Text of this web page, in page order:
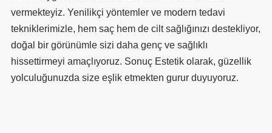
vermekteyiz. Yenilikçi yöntemler ve modern tedavi
tekniklerimizle, hem saç hem de cilt sağlığınızı destekliyor,
doğal bir görünümle sizi daha genç ve sağlıklı
hissettirmeyi amaçlıyoruz. Sonuç Estetik olarak, güzellik
yolculuğunuzda size eşlik etmekten gurur duyuyoruz.